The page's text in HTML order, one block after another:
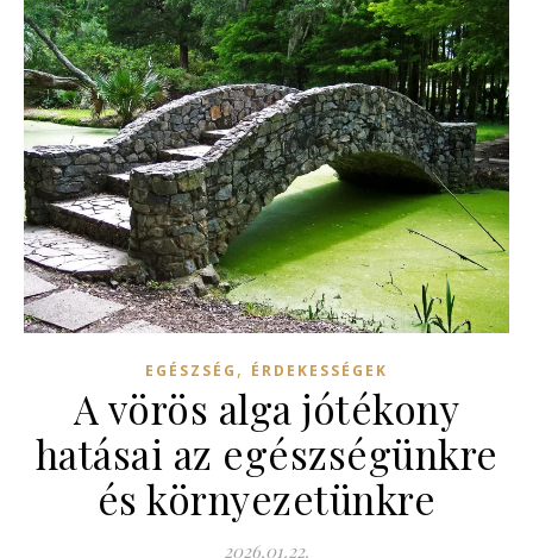
EGÉSZSÉG , ÉRDEKESSÉGEK
A vörös alga jótékony
hatásai az egészségünkre
és környezetünkre
2026.01.22.